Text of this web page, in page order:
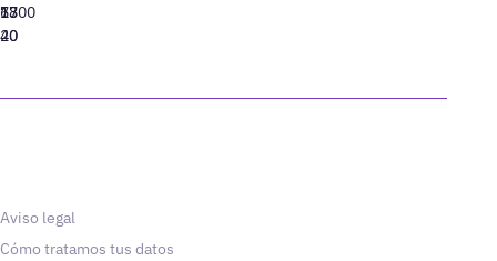
77
40
13
20
6800
Aviso legal
Cómo tratamos tus datos